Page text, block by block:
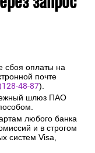
сбоя оплаты на
почте
48-87).
шлюз ПАО
любого банка
и в строгом
систем Visa,